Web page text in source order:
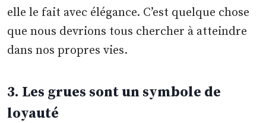
elle le fait avec élégance. C’est quelque chose
que nous devrions tous chercher à atteindre
dans nos propres vies.
3. Les grues sont un symbole de
loyauté